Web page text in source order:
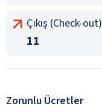
Çıkış (Check-out)
11
Zorunlu Ücretler